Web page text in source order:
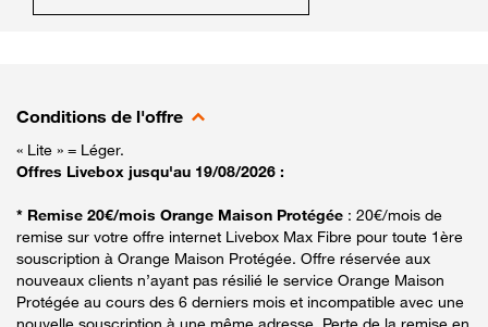
Conditions de l'offre
« Lite » = Léger.
Offres Livebox jusqu'au 19/08/2026 :
* Remise 20€/mois Orange Maison Protégée : 20€/mois de
remise sur votre offre internet Livebox Max Fibre pour toute 1ère
souscription à Orange Maison Protégée. Offre réservée aux
nouveaux clients n’ayant pas résilié le service Orange Maison
Protégée au cours des 6 derniers mois et incompatible avec une
nouvelle souscription à une même adresse. Perte de la remise en